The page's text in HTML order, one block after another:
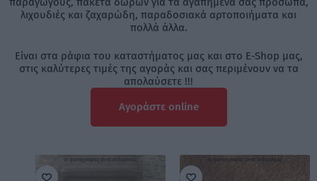
λιχουδιές και ζαχαρώδη, παραδοσιακά αρτοποιήματα και
πολλά άλλα.
Είναι στα ράφια του καταστήματος μας και στο E-Shop μας,
στις καλύτερες τιμές της αγοράς και σας περιμένουν να τα
απολαύσετε !!!
Αγοράστε online
οι φωτογραφίες είναι ενδεικτικές οι φωτογραφίες είναι ενδεικτικές